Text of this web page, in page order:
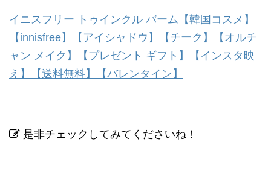
イニスフリー トゥインクル バーム【韓国コスメ】
【innisfree】【アイシャドウ】【チーク】【オルチ
ャン メイク】【プレゼント ギフト】【インスタ映
え】【送料無料】【バレンタイン】
是非チェックしてみてくださいね！